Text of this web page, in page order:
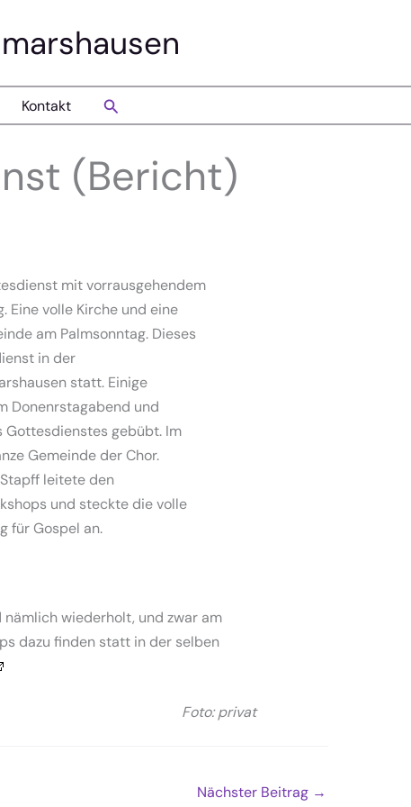
Kontakt Suchen
(Bericht)
mit vorrausgehendem
Eine volle Kirche und eine
am Palmsonntag. Dieses
in der
statt. Einige
Donenrstagabend und
Gottesdienstes gebübt. Im
Gemeinde der Chor.
leitete den
und steckte die volle
für Gospel an.
wiederholt, und zwar am
dazu finden statt in der selben
Foto: privat
Nächster Beitrag →